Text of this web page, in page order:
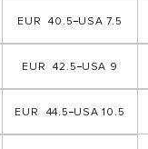
7.5
40.5
9
42.5
10.5
44.5